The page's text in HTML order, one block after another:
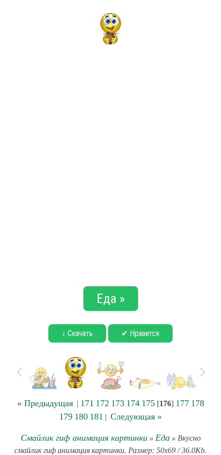
Еда »
↓ Скачать ✔ Нравится
« Предыдущая| 171 172 173 174 175[176] 177 178
179 180 181 | Следующая »
Смайлик гиф анимация картинки» Еда» Вкусно
смайлик гиф анимация картинки. Размер: 50x69 / 36.0Kb.